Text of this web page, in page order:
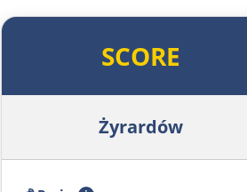
SchwiebusSCORE
Żyrardów